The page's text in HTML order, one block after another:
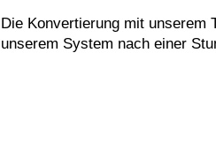
Die Konvertierung mit unserem
unserem System nach einer